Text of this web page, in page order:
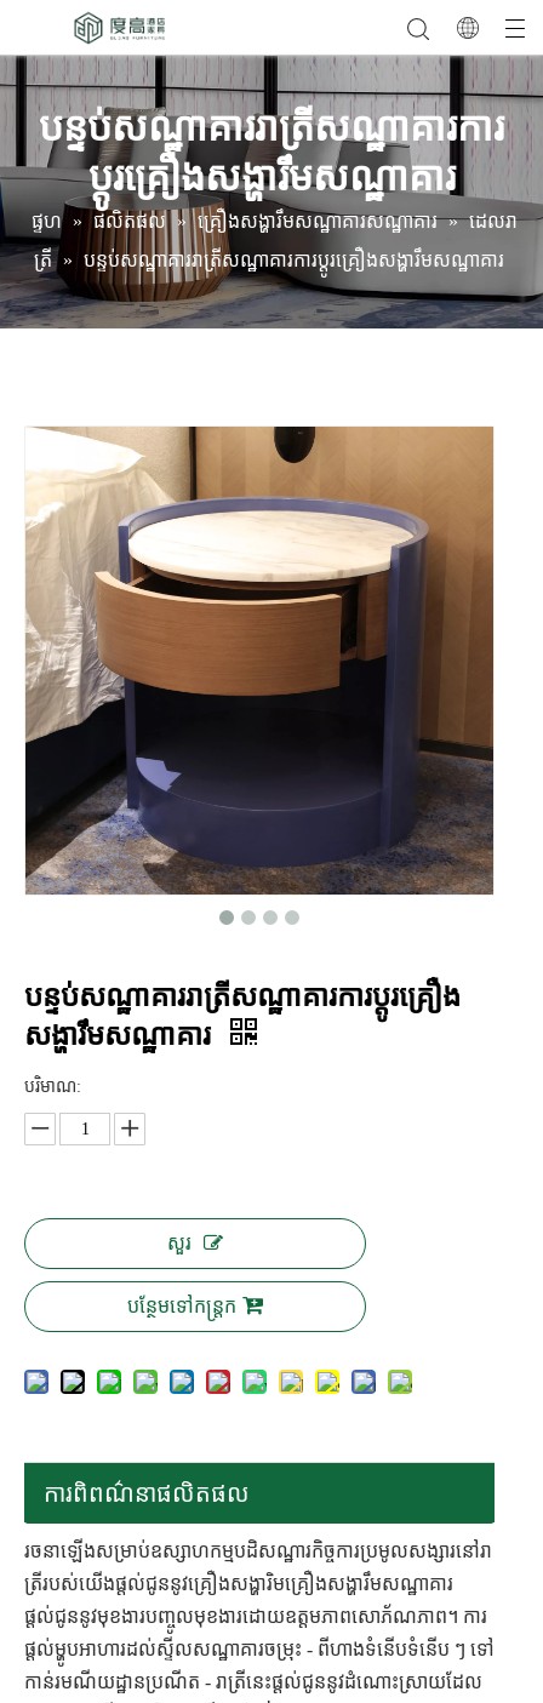
បន្ទប់សណ្ឋាគាររាត្រីសណ្ឋាគារការ
ប្តូរគ្រឿងសង្ហារឹមសណ្ឋាគារ
ផ្ទហ » ផលិតផល » គ្រឿងសង្ហារឹមសណ្ឋាគារសណ្ឋាគារ » ដេលរា
ត្រី
» បន្ទប់សណ្ឋាគាររាត្រីសណ្ឋាគារការប្តូរគ្រឿងសង្ហារឹមសណ្ឋាគារ
បន្ទប់សណ្ឋាគាររាត្រីសណ្ឋាគារការប្តូរគ្រឿង
សង្ហារឹមសណ្ឋាគារ
បរិមាណ:
សួរ
បន្ថែមទៅកន្ត្រក
ការពិពណ៌នាផលិតផល
រចនាឡើងសម្រាប់ឧស្សាហកម្មបដិសណ្ឋារកិច្ចការប្រមូលសង្សារនៅរា
ត្រីរបស់យើងផ្តល់ជូននូវគ្រឿងសង្ហារិមគ្រឿងសង្ហារឹមសណ្ឋាគារ
ផ្តល់ជូននូវមុខងារបញ្ចូលមុខងារដោយឧត្តមភាពសោភ័ណភាព។ ការ
ផ្តល់ម្ហូបអាហារដល់ស្ទីលសណ្ឋាគារចម្រុះ - ពីហាងទំនើបទំនើប ៗ ទៅ
កាន់រមណីយដ្ឋានប្រណីត - រាត្រីនេះផ្តល់ជូននូវដំណោះស្រាយដែល